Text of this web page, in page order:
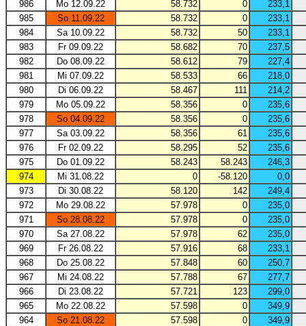
986 Mo 12.09.22 58.732 0
233,1
985
So 11.09.22 58.732 0
233,1
984
Sa 10.09.22 58.732 50
233,1
983
Fr 09.09.22 58.682 70
237,5
982
Do 08.09.22 58.612 79
227,4
981
Mi 07.09.22 58.533 66
218,0
980
Di 06.09.22 58.467 111
214,2
979
Mo 05.09.22 58.356 0
235,6
978
So 04.09.22 58.356 0
235,6
977
Sa 03.09.22 58.356 61
235,6
976
Fr 02.09.22 58.295 52
235,6
975
Do 01.09.22 58.243 58.243
246,3
974
Mi 31.08.22 0 -58.120
0,0
973
Di 30.08.22 58.120 142
249,4
972
Mo 29.08.22 57.978 0
235,0
971
So 28.08.22 57.978 0
235,0
970
Sa 27.08.22 57.978 62
235,0
969
Fr 26.08.22 57.916 68
233,1
968
Do 25.08.22 57.848 60
250,7
967
Mi 24.08.22 57.788 67
277,7
966
Di 23.08.22 57.721 123
299,0
965
Mo 22.08.22 57.598 0
349,9
964
So 21.08.22 57.598 0
349,9